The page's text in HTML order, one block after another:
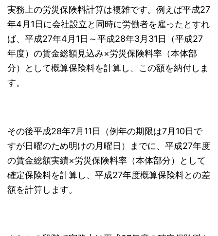
実務上の労災保険料計算は複雑です。例えば平成27
年4月1日に会社設立と同時に労働者を雇ったとすれ
ば、平成27年4月1日～平成28年3月31日（平成27
年度）の賃金総額見込み×労災保険料率（本体部
分）として概算保険料を計算し、この額を納付しま
す。
その後平成28年7月11日（例年の期限は7月10日で
すが日曜のため明けの月曜日）までに、平成27年度
の賃金総額実績×労災保険料率（本体部分）として
確定保険料を計算し、平成27年度概算保険料との差
額を計算します。